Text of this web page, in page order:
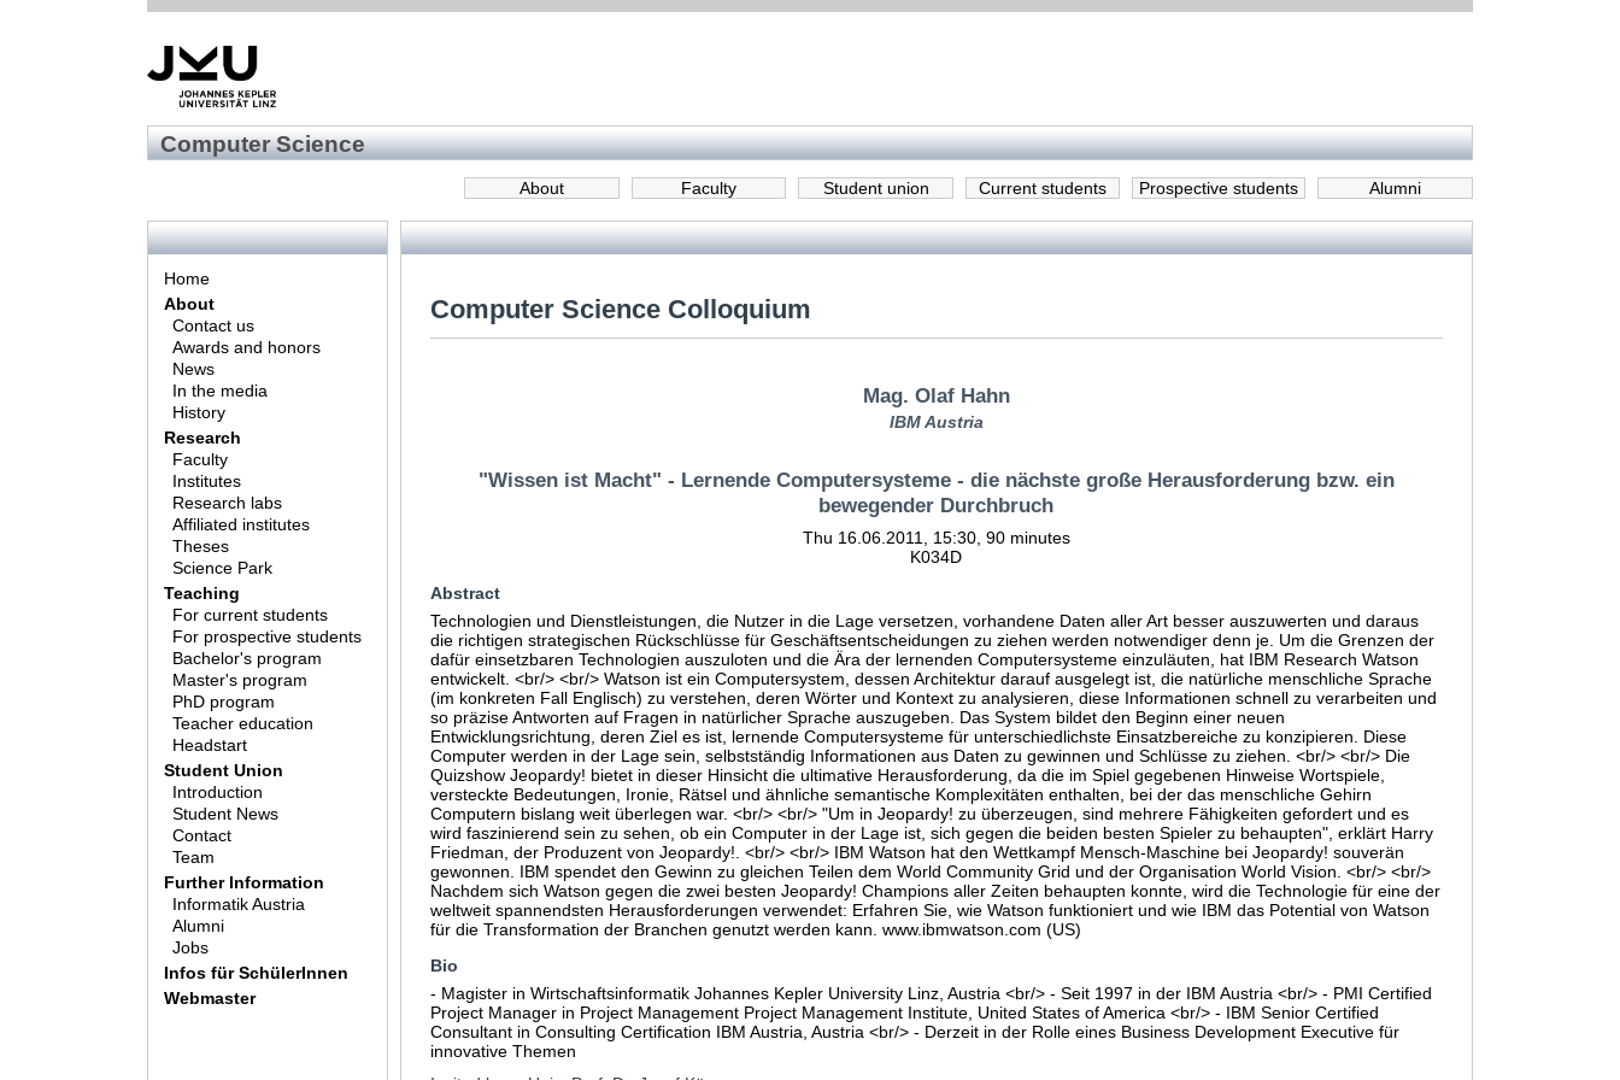
Computer Science
Alumni
Prospective students
Current students
Student union
Faculty
About
Home
About
Contact us
Awards and honors
News
In the media
History
Research
Faculty
Institutes
Research labs
Affiliated institutes
Theses
Science Park
Teaching
For current students
For prospective students
Bachelor's program
Master's program
PhD program
Teacher education
Headstart
Student Union
Introduction
Student News
Contact
Team
Further Information
Informatik Austria
Alumni
Jobs
Infos für SchülerInnen
Webmaster
Computer Science Colloquium
Mag. Olaf Hahn
IBM Austria
"Wissen ist Macht" - Lernende Computersysteme - die nächste große Herausforderung bzw. ein
bewegender Durchbruch
Thu 16.06.2011, 15:30, 90 minutes
K034D
Abstract
Technologien und Dienstleistungen, die Nutzer in die Lage versetzen, vorhandene Daten aller Art besser auszuwerten und daraus
die richtigen strategischen Rückschlüsse für Geschäftsentscheidungen zu ziehen werden notwendiger denn je. Um die Grenzen der
dafür einsetzbaren Technologien auszuloten und die Ära der lernenden Computersysteme einzuläuten, hat IBM Research Watson
entwickelt. <br/> <br/> Watson ist ein Computersystem, dessen Architektur darauf ausgelegt ist, die natürliche menschliche Sprache
(im konkreten Fall Englisch) zu verstehen, deren Wörter und Kontext zu analysieren, diese Informationen schnell zu verarbeiten und
so präzise Antworten auf Fragen in natürlicher Sprache auszugeben. Das System bildet den Beginn einer neuen
Entwicklungsrichtung, deren Ziel es ist, lernende Computersysteme für unterschiedlichste Einsatzbereiche zu konzipieren. Diese
Computer werden in der Lage sein, selbstständig Informationen aus Daten zu gewinnen und Schlüsse zu ziehen. <br/> <br/> Die
Quizshow Jeopardy! bietet in dieser Hinsicht die ultimative Herausforderung, da die im Spiel gegebenen Hinweise Wortspiele,
versteckte Bedeutungen, Ironie, Rätsel und ähnliche semantische Komplexitäten enthalten, bei der das menschliche Gehirn
Computern bislang weit überlegen war. <br/> <br/> "Um in Jeopardy! zu überzeugen, sind mehrere Fähigkeiten gefordert und es
wird faszinierend sein zu sehen, ob ein Computer in der Lage ist, sich gegen die beiden besten Spieler zu behaupten", erklärt Harry
Friedman, der Produzent von Jeopardy!. <br/> <br/> IBM Watson hat den Wettkampf Mensch-Maschine bei Jeopardy! souverän
gewonnen. IBM spendet den Gewinn zu gleichen Teilen dem World Community Grid und der Organisation World Vision. <br/> <br/>
Nachdem sich Watson gegen die zwei besten Jeopardy! Champions aller Zeiten behaupten konnte, wird die Technologie für eine der
weltweit spannendsten Herausforderungen verwendet: Erfahren Sie, wie Watson funktioniert und wie IBM das Potential von Watson
für die Transformation der Branchen genutzt werden kann. www.ibmwatson.com (US)
Bio
- Magister in Wirtschaftsinformatik Johannes Kepler University Linz, Austria <br/> - Seit 1997 in der IBM Austria <br/> - PMI Certified
Project Manager in Project Management Project Management Institute, United States of America <br/> - IBM Senior Certified
Consultant in Consulting Certification IBM Austria, Austria <br/> - Derzeit in der Rolle eines Business Development Executive für
innovative Themen